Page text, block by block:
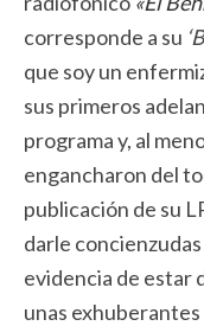
corresponde a su
que soy un
sus primeros
programa y, al
engancharon del
publicación de su
darle
evidencia de estar
unas